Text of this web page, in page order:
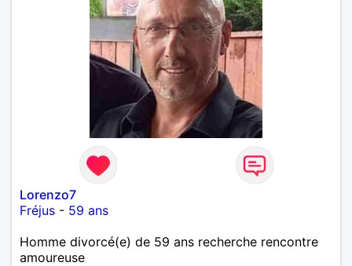
Lorenzo7
Fréjus - 59 ans
Homme divorcé(e) de 59 ans recherche rencontre
amoureuse